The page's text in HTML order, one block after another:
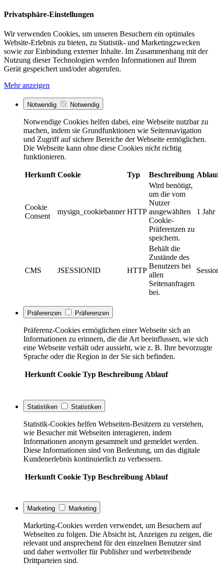
Privatsphäre-Einstellungen
Wir verwenden Cookies, um unseren Besuchern ein optimales
Website-Erlebnis zu bieten, zu Statistik- und Marketingzwecken
sowie zur Einbindung externer Inhalte. Im Zusammenhang mit der
Nutzung dieser Technologien werden Informationen auf Ihrem
Gerät gespeichert und/oder abgerufen.
Mehr anzeigen
Notwendig Notwendig
Notwendige Cookies helfen dabei, eine Webseite nutzbar zu
machen, indem sie Grundfunktionen wie Seitennavigation
und Zugriff auf sichere Bereiche der Webseite ermöglichen.
Die Webseite kann ohne diese Cookies nicht richtig
funktionieren.
Herkunft Cookie Typ Beschreibung
Cookie
Consent
mysign_cookiebanner HTTP
Wird benötigt,
um die vom
Nutzer
ausgewählten
Cookie-
Präferenzen zu
speichern.
1 Jahr
CMS JSESSIONID HTTP
Behält die
Zustände des
Benutzers bei
allen
Seitenanfragen
bei.
Präferenzen Präferenzen
Präferenz-Cookies ermöglichen einer Webseite sich an
Informationen zu erinnern, die die Art beeinflussen, wie sich
eine Webseite verhält oder aussieht, wie z. B. Ihre bevorzugte
Sprache oder die Region in der Sie sich befinden.
Herkunft Cookie Typ Beschreibung Ablauf
Statistiken Statistiken
Statistik-Cookies helfen Webseiten-Besitzern zu verstehen,
wie Besucher mit Webseiten interagieren, indem
Informationen anonym gesammelt und gemeldet werden.
Diese Informationen sind von Bedeutung, um das digitale
Kundenerlebnis kontinuierlich zu verbessern.
Herkunft Cookie Typ Beschreibung Ablauf
Marketing Marketing
Marketing-Cookies werden verwendet, um Besuchern auf
Webseiten zu folgen. Die Absicht ist, Anzeigen zu zeigen, die
relevant und ansprechend für den einzelnen Benutzer sind
und daher wertvoller für Publisher und werbetreibende
Drittparteien sind.